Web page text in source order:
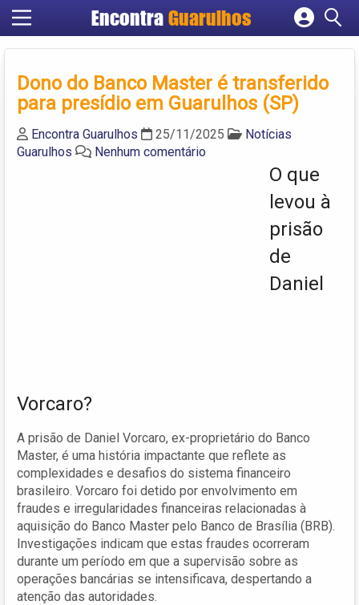
Encontra Guarulhos
Cadastrar empresa
Criar conta
Dono do Banco Master é transferido
para presídio em Guarulhos (SP)
Encontra Guarulhos 25/11/2025
Notícias
Guarulhos
Nenhum comentário
O que
levou à
prisão
de
Daniel
Vorcaro?
A prisão de Daniel Vorcaro, ex-proprietário do Banco
Master, é uma história impactante que reflete as
complexidades e desafios do sistema financeiro
brasileiro. Vorcaro foi detido por envolvimento em
fraudes e irregularidades financeiras relacionadas à
aquisição do Banco Master pelo Banco de Brasília (BRB).
Investigações indicam que estas fraudes ocorreram
durante um período em que a supervisão sobre as
operações bancárias se intensificava, despertando a
atenção das autoridades.